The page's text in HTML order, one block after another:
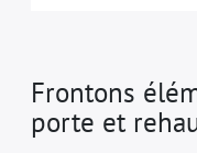
Frontons
porte et